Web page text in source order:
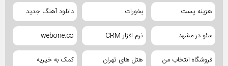
هزینه پست بخورات دانلود آهنگ جدید
سئو در مشهد نرم افزار CRM webone.co
فروشگاه انتخاب من هتل های تهران کمک به خیریه